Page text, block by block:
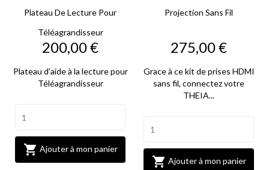
Plateau De Lecture Pour
Téléagrandisseur
Prix
200,00 €
Plateau d'aide à la lecture pour
Téléagrandisseur
 Ajouter à mon panier
Projection Sans Fil
Prix
275,00 €
Grace à ce kit de prises HDMI
sans fil, connectez votre
THEIA...
 Ajouter à mon panier